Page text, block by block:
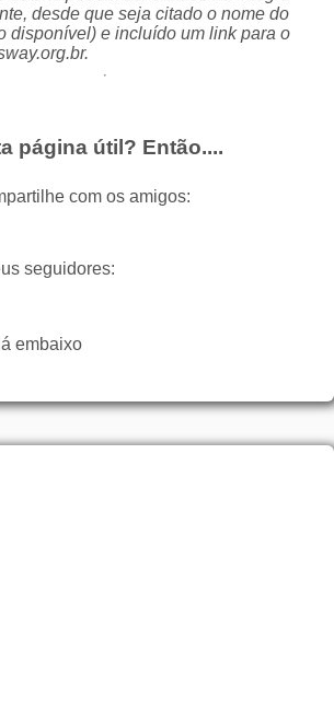
desde que seja citado o nome do
disponível) e incluído um link para o
.
página útil? Então....
com os amigos:
seguidores:
embaixo